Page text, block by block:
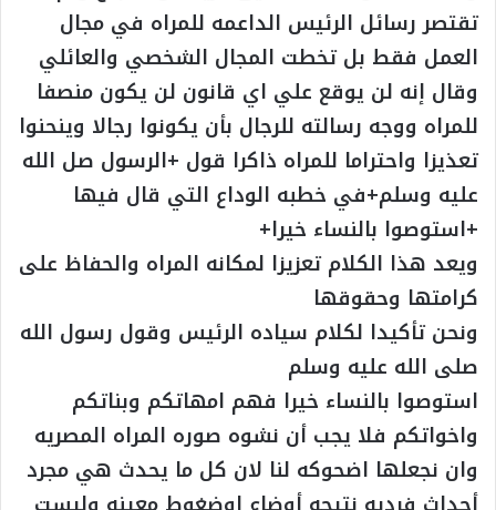
تقتصر رسائل الرئيس الداعمه للمراه في مجال
العمل فقط بل تخطت المجال الشخصي والعائلي
وقال إنه لن يوقع علي اي قانون لن يكون منصفا
للمراه ووجه رسالته للرجال بأن يكونوا رجالا وينحنوا
تعذيزا واحتراما للمراه ذاكرا قول +الرسول صل الله
عليه وسلم+في خطبه الوداع التي قال فيها
+استوصوا بالنساء خيرا+
ويعد هذا الكلام تعزيزا لمكانه المراه والحفاظ على
كرامتها وحقوقها
ونحن تأكيدا لكلام سياده الرئيس وقول رسول الله
صلى الله عليه وسلم
استوصوا بالنساء خيرا فهم امهاتكم وبناتكم
واخواتكم فلا يجب أن نشوه صوره المراه المصريه
وان نجعلها اضحوكه لنا لان كل ما يحدث هي مجرد